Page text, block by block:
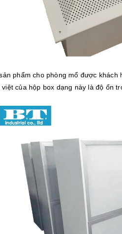
phẩm cho phòng mổ được khách
của hộp box dạng này là độ ổn